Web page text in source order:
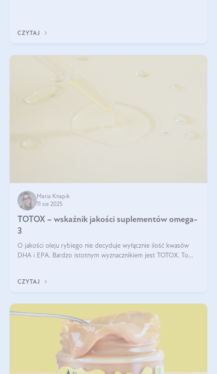
CZYTAJ
Maria Knapik
11 sie 2025
TOTOX – wskaźnik jakości suplementów omega-
3
O jakości oleju rybiego nie decyduje wyłącznie ilość kwasów
DHA i EPA. Bardzo istotnym wyznacznikiem jest TOTOX. To
CZYTAJ